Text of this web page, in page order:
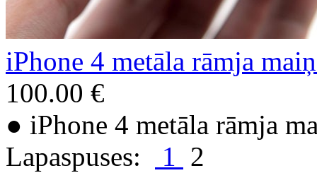
iPhone 4 metāla rāmja
100.00 €
● iPhone 4 metāla rāmja
Lapaspuses:
1 2